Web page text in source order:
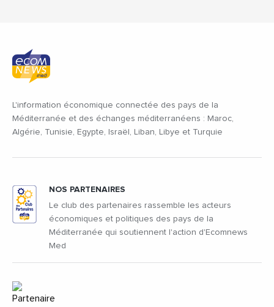
L'information économique connectée des pays de la
Méditerranée et des échanges méditerranéens : Maroc,
Algérie, Tunisie, Egypte, Israël, Liban, Libye et Turquie
NOS PARTENAIRES
Le club des partenaires rassemble les acteurs
économiques et politiques des pays de la
Méditerranée qui soutiennent l'action d'Ecomnews
Med